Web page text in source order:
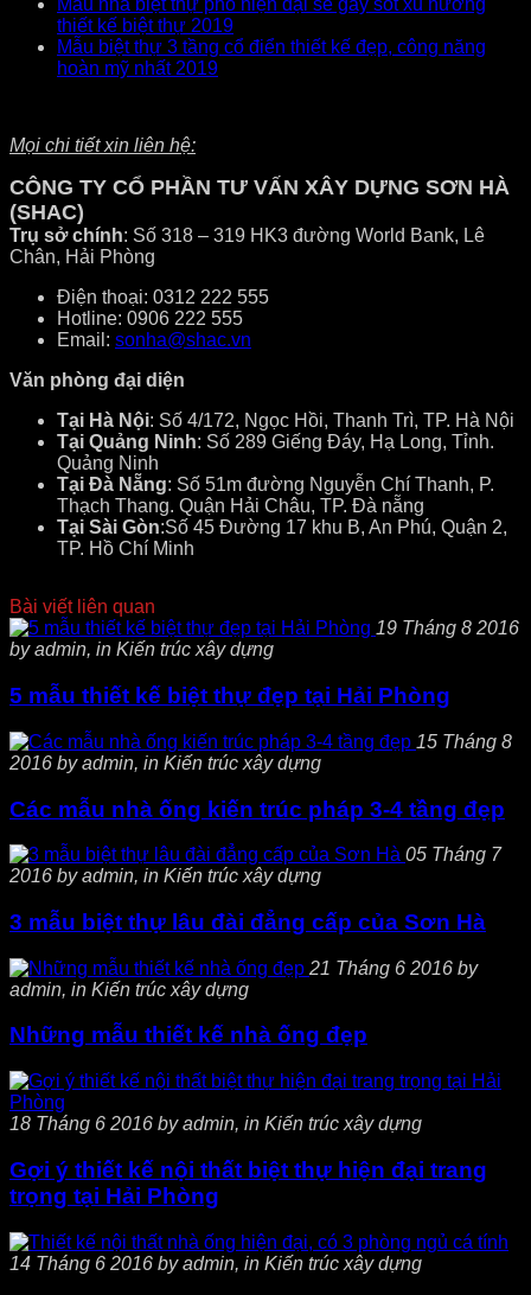
Mẫu nhà biệt thự phố hiện đại sẽ gây sốt xu hướng
thiết kế biệt thự 2019
Mẫu biệt thự 3 tầng cổ điển thiết kế đẹp, công năng
hoàn mỹ nhất 2019
Mọi chi tiết xin liên hệ:
CÔNG TY CỔ PHẦN TƯ VẤN XÂY DỰNG SƠN HÀ
(SHAC)
Trụ sở chính: Số 318 – 319 HK3 đường World Bank, Lê
Chân, Hải Phòng
Điện thoại: 0312 222 555
Hotline: 0906 222 555
Email: sonha@shac.vn
Văn phòng đại diện
Tại Hà Nội: Số 4/172, Ngọc Hồi, Thanh Trì, TP. Hà Nội
Tại Quảng Ninh: Số 289 Giếng Đáy, Hạ Long, Tỉnh.
Quảng Ninh
Tại Đà Nẵng: Số 51m đường Nguyễn Chí Thanh, P.
Thạch Thang. Quận Hải Châu, TP. Đà nẵng
Tại Sài Gòn:Số 45 Đường 17 khu B, An Phú, Quận 2,
TP. Hồ Chí Minh
Bài viết liên quan
19 Tháng 8 2016
by admin, in Kiến trúc xây dựng
5 mẫu thiết kế biệt thự đẹp tại Hải Phòng
15 Tháng 8
2016 by admin, in Kiến trúc xây dựng
Các mẫu nhà ống kiến trúc pháp 3-4 tầng đẹp
05 Tháng 7
2016 by admin, in Kiến trúc xây dựng
3 mẫu biệt thự lâu đài đẳng cấp của Sơn Hà
21 Tháng 6 2016 by
admin, in Kiến trúc xây dựng
Những mẫu thiết kế nhà ống đẹp
18 Tháng 6 2016 by admin, in Kiến trúc xây dựng
Gợi ý thiết kế nội thất biệt thự hiện đại trang
trọng tại Hải Phòng
14 Tháng 6 2016 by admin, in Kiến trúc xây dựng